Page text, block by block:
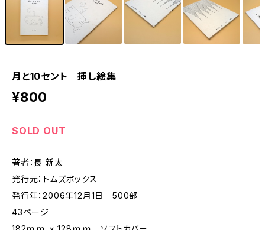
月と10セント 挿し絵集
¥800
SOLD OUT
著者：長 新太
発行元：トムズボックス
発行年：2006年12月1日 500部
43ページ